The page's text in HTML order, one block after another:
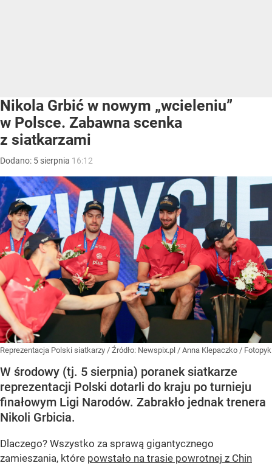
Nikola Grbić w nowym „wcieleniu”
w Polsce. Zabawna scenka
z siatkarzami
Dodano: 5 sierpnia 16:12
Reprezentacja Polski siatkarzy / Źródło: Newspix.pl / Anna Klepaczko / Fotopyk
W środowy (tj. 5 sierpnia) poranek siatkarze
reprezentacji Polski dotarli do kraju po turnieju
finałowym Ligi Narodów. Zabrakło jednak trenera
Nikoli Grbicia.
Dlaczego? Wszystko za sprawą gigantycznego
zamieszania, które powstało na trasie powrotnej z Chin